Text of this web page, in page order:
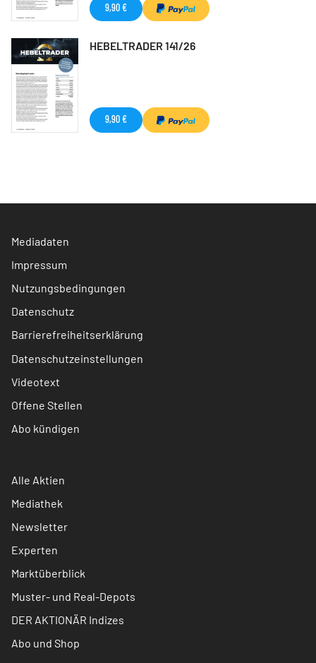
9,90 €
HEBELTRADER 141/26
9,90 €
Mediadaten
Impressum
Nutzungsbedingungen
Datenschutz
Barrierefreiheitserklärung
Datenschutzeinstellungen
Videotext
Offene Stellen
Abo kündigen
Alle Aktien
Mediathek
Newsletter
Experten
Marktüberblick
Muster- und Real-Depots
DER AKTIONÄR Indizes
Abo und Shop